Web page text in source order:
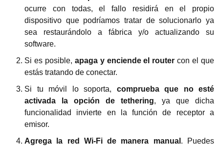
ocurre con todas, el fallo residirá en el propio
dispositivo que podríamos tratar de solucionarlo ya
sea restaurándolo a fábrica y/o actualizando su
software.
Si es posible, apaga y enciende el router con el que
estás tratando de conectar.
Si tu móvil lo soporta, comprueba que no esté
activada la opción de tethering, ya que dicha
funcionalidad invierte en la función de receptor a
emisor.
Agrega la red Wi-Fi de manera manual . Puedes